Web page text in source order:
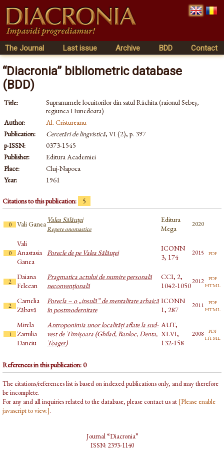
The Journal Last issue Archive BDD Contact
“Diacronia” bibliometric database
(BDD)
Title:
Supranumele locuitorilor din satul Răchita (raionul Sebeș,
regiunea Hunedoara)
Author:
Al. Cristureanu
Publication:
Cercetări de lingvistică, VI (2), p. 397
p-ISSN:
0373-1545
Publisher:
Editura Academiei
Place:
Cluj-Napoca
Year:
1961
Citations to this publication: 5
0 Vali Ganea Valea Sălăuței
Repere onomastice
Editura
Mega
2020
0
Vali
Anastasia
Ganea
Porecle de pe Valea Sălăuței
ICONN
3, 174
2015 pdf
2
Daiana
Felecan
Pragmatica actului de numire personală
neconvenţională
CCI, 2,
1042-10502012 pdf
html
2
Camelia
Zăbavă
Porecla – o „insulă” de mentalitate arhaică
în postmodernitate
ICONN
1, 287
2011 pdf
html
1
Mirela
Zamilia
Danciu
Antroponimia unor localități aflate la sud-
vest de Timişoara (Ghilad, Banloc, Denta,
Toager)
AUT,
XLVI,
132-158
2008 pdf
html
References in this publication: 0
The citations/references list is based on indexed publications only, and may therefore
be incomplete.
For any and all inquiries related to the database, please contact us at [Please enable
javascript to view.].
Journal “Diacronia”
ISSN: 2393-1140